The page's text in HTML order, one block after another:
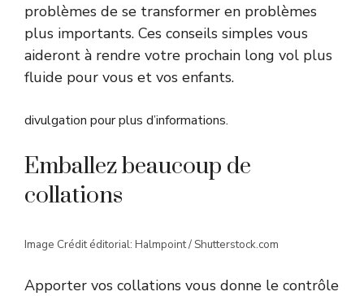
problèmes de se transformer en problèmes
plus importants. Ces conseils simples vous
aideront à rendre votre prochain long vol plus
fluide pour vous et vos enfants.
divulgation pour plus d’informations.
Emballez beaucoup de
collations
Image Crédit éditorial: Halmpoint / Shutterstock.com
Apporter vos collations vous donne le contrôle